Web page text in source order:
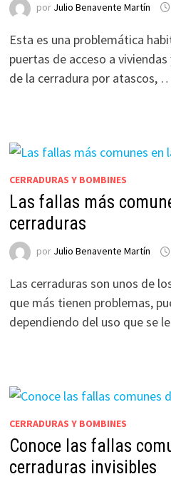
por Julio Benavente Martín
Esta es una problemática
puertas de acceso a
de la cerradura por atascos,
CERRADURAS Y BOMBINES
Las fallas más
cerraduras
por Julio Benavente Martín
Las cerraduras son unos de
que más tienen problemas,
dependiendo del uso que se
CERRADURAS Y BOMBINES
Conoce las fallas
cerraduras invisibles